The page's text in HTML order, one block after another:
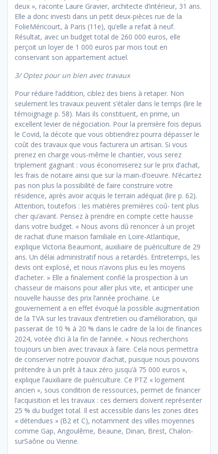
deux », raconte Laure Gravier, architecte d’intérieur, 31 ans.
Elle a donc investi dans un petit deux-pièces rue de la
FolieMéricourt, à Paris (11e), qu’elle a refait à neuf.
Résultat, avec un budget total de 260 000 euros, elle
perçoit un loyer de 1 000 euros par mois tout en
conservant son appartement actuel.
3/ Optez pour un bien avec travaux
Pour réduire l’addition, ciblez des biens à retaper. Non
seulement les travaux peuvent s’étaler dans le temps (lire le
témoignage p. 58). Mais ils constituent, en prime, un
excellent levier de négociation. Pour la première fois depuis
le Covid, la décote que vous obtiendrez pourra dépasser le
coût des travaux que vous facturera un artisan. Si vous
prenez en charge vous-même le chantier, vous serez
triplement gagnant : vous économiserez sur le prix d’achat,
les frais de notaire ainsi que sur la main-d’oeuvre. N’écartez
pas non plus la possibilité de faire construire votre
résidence, après avoir acquis le terrain adéquat (lire p. 62).
Attention, toutefois : les matières premières coû- tent plus
cher qu’avant. Pensez à prendre en compte cette hausse
dans votre budget. « Nous avons dû renoncer à un projet
de rachat d’une maison familiale en Loire-Atlantique,
explique Victoria Beaumont, auxiliaire de puériculture de 29
ans. Un délai administratif nous a retardés. Entretemps, les
devis ont explosé, et nous n’avons plus eu les moyens
d’acheter. » Elle a finalement confié la prospection à un
chasseur de maisons pour aller plus vite, et anticiper une
nouvelle hausse des prix l’année prochaine. Le
gouvernement a en effet évoqué la possible augmentation
de la TVA sur les travaux d’entretien ou d’amélioration, qui
passerait de 10 % à 20 % dans le cadre de la loi de finances
2024, votée d’ici à la fin de l’année. « Nous recherchons
toujours un bien avec travaux à faire. Cela nous permettra
de conserver notre pouvoir d’achat, puisque nous pouvons
prétendre à un prêt à taux zéro jusqu’à 75 000 euros »,
explique l’auxiliaire de puériculture. Ce PTZ « logement
ancien », sous condition de ressources, permet de financer
l’acquisition et les travaux : ces derniers doivent représenter
25 % du budget total. Il est accessible dans les zones dites
« détendues » (B2 et C), notamment des villes moyennes
comme Gap, Angoulême, Beaune, Dinan, Brest, Chalon-
surSaône ou Vienne.